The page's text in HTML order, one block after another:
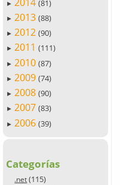
► (81)
► 2013 (88)
► 2012 (90)
► 2011 (111)
► 2010 (87)
► 2009 (74)
► 2008 (90)
► 2007 (83)
► 2006 (39)
Categorías
.net (115)